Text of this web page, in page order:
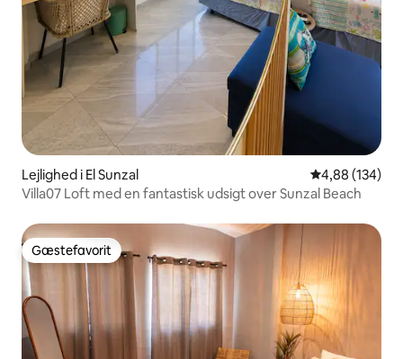
Lejlighed i El Sunzal 4,88 ud af 5 i
4,88 (134)
Villa07 Loft med en fantastisk udsigt over Sunzal Beach
Gæstefavorit
Gæstefavorit